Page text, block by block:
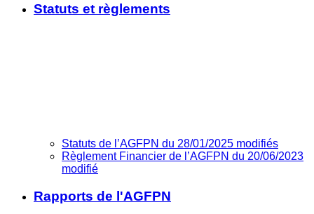
Statuts et règlements
Statuts de l’AGFPN du 28/01/2025 modifiés
Règlement Financier de l’AGFPN du 20/06/2023
modifié
Rapports de l'AGFPN